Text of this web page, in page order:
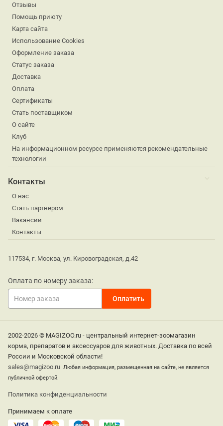
Отзывы
Помощь приюту
Карта сайта
Использование Cookies
Оформление заказа
Статус заказа
Доставка
Оплата
Сертификаты
Стать поставщиком
О сайте
Клуб
На информационном ресурсе применяются рекомендательные
технологии
Контакты
О нас
Стать партнером
Вакансии
Контакты
117534, г. Москва, ул. Кировоградская, д.42
Оплата по номеру заказа:
2002-2026 © MAGIZOO.ru - центральный интернет-зоомагазин
корма, препаратов и аксессуаров для животных. Доставка по всей
России и Московской области!
sales@magizoo.ru Любая информация, размещенная на сайте, не является
публичной офертой.
Политика конфиденциальности
Принимаем к оплате